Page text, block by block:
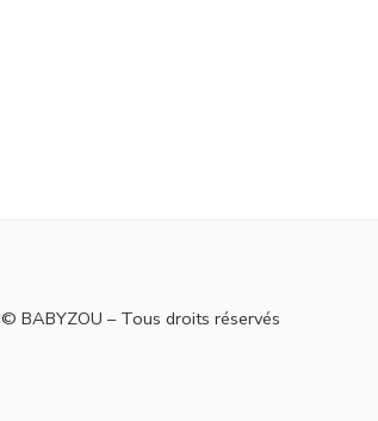
© BABYZOU – Tous droits réservés